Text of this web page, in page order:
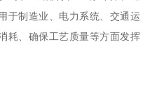
于制造业、电力系统、交通运
耗、确保工艺质量等方面发挥